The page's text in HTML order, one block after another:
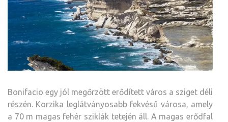
Bonifacio egy jól megőrzött erődített város a sziget déli
részén. Korzika leglátványosabb fekvésű városa, amely
a 70 m magas fehér sziklák tetején áll. A magas erődfal